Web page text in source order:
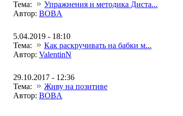
Тема:
Упражнения и методика Диста...
Автор: BOBA
5.04.2019 - 18:10
Тема:
Как раскручивать на бабки м...
Автор: ValentinN
29.10.2017 - 12:36
Тема:
Живу на позитиве
Автор: BOBA